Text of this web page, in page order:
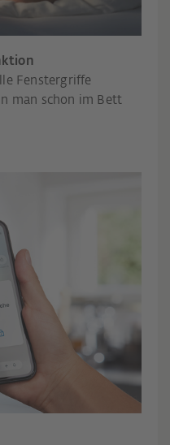
Fenstergriffe
man schon im Bett